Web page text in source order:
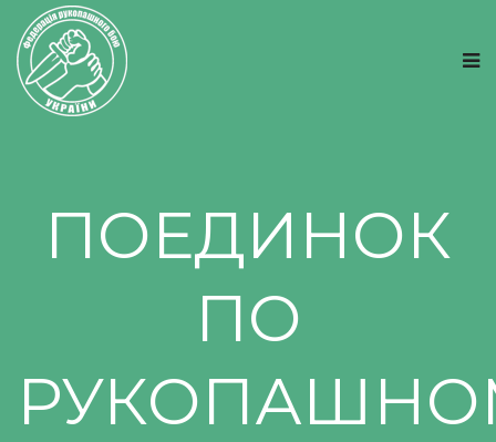
ПОЕДИНОК
ПО